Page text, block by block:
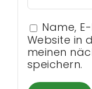
Name,
Website in
meinen
speichern.